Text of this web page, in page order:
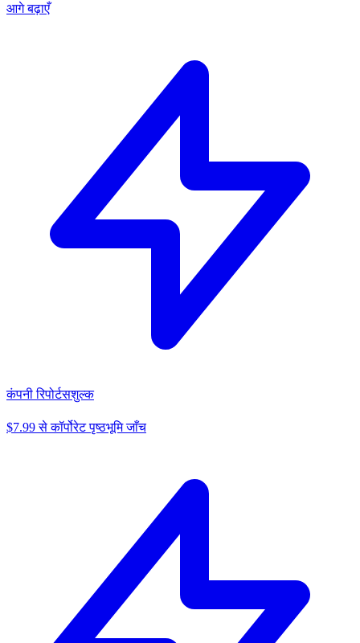
आगे बढ़ाएँ
कंपनी रिपोर्टसशुल्क
$7.99 से कॉर्पोरेट पृष्ठभूमि जाँच